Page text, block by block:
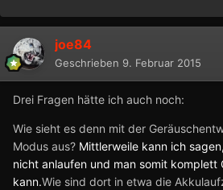
joe84
Geschrieben 9. Februar 2015
Drei Fragen hätte ich auch noch:
Wie sieht es denn mit der
Modus aus? Mittlerweile kann ich
nicht anlaufen und man somit komplett
kann.Wie sind dort in etwa die